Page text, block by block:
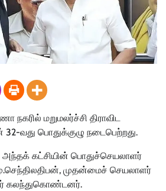
மறுமலர்ச்சி திராவிட
வது பொதுக்குழு நடைபெற்றது.
அந்தக் கட்சியின் பொதுச்செயலாளர்
முதன்மைச் செயலாளர்
கலந்துகொண்டனர்.